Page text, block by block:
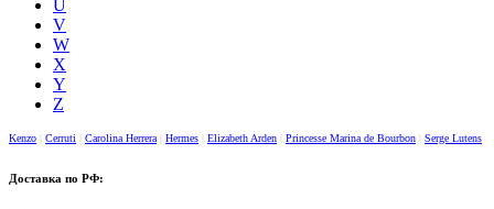
U
V
W
X
Y
Z
Kenzo Cerruti Carolina Herrera Hermes Elizabeth Arden Princesse Marina de Bourbon Serge Lutens
Доставка по РФ: